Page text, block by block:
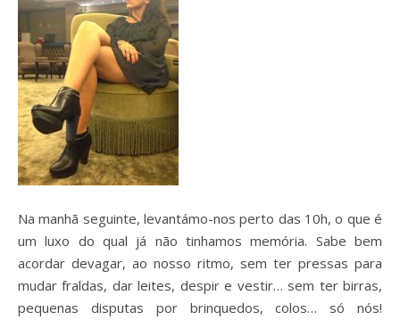
Na manhã seguinte, levantámo-nos perto das 10h, o que é
um luxo do qual já não tinhamos memória. Sabe bem
acordar devagar, ao nosso ritmo, sem ter pressas para
mudar fraldas, dar leites, despir e vestir… sem ter birras,
pequenas disputas por brinquedos, colos… só nós!